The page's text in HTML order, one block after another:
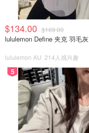
$134.00 $169.00
lululemon Define 夹克 羽毛灰
lululemon AU 214人感兴趣
5